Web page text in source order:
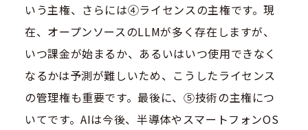
いう主権、さらには④ライセンスの主権です。現
在、オープンソースのLLMが多く存在しますが、
いつ課金が始まるか、あるいはいつ使用できなく
なるかは予測が難しいため、こうしたライセンス
の管理権も重要です。最後に、⑤技術の主権につ
いてです。AIは今後、半導体やスマートフォンOS